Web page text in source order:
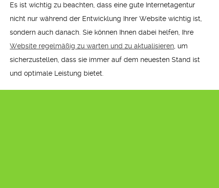
Es ist wichtig zu beachten, dass eine gute Internetagentur
nicht nur während der Entwicklung Ihrer Website wichtig ist,
sondern auch danach. Sie können Ihnen dabei helfen, Ihre
Website regelmäßig zu warten und zu aktualisieren , um
sicherzustellen, dass sie immer auf dem neuesten Stand ist
und optimale Leistung bietet.